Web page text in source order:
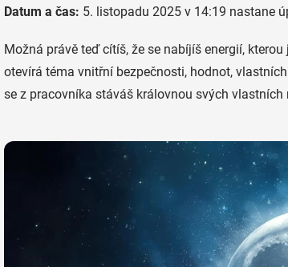
Datum a čas: 5. listopadu 2025 v 14:19 nastane
Možná právě teď cítíš, že se nabíjíš energií,
otevírá téma vnitřní bezpečnosti, hodnot,
se z pracovníka stáváš královnou svých vlastních